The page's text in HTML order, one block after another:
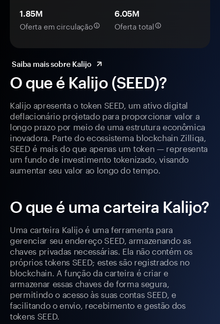
O que é Kalijo (SEED)?
Kalijo apresenta o token SEED, um ativo digital
deflacionário projetado para proporcionar valor a
longo prazo por meio de uma estrutura econômica
inovadora. Parte do ecossistema blockchain Zilliqa,
SEED é mais do que apenas um token — representa
um fundo de investimento tokenizado, visando
aumentar seu valor ao longo do tempo.
O que é uma carteira Kalijo?
Uma carteira Kalijo é uma ferramenta para
gerenciar seu endereço SEED, armazenando as
chaves privadas necessárias. Ela não contém os
próprios tokens SEED; estes são registrados no
blockchain. A função da carteira é criar e
armazenar essas chaves de forma segura,
permitindo o acesso às suas contas SEED, e
facilitando o envio, recebimento e gestão dos
tokens SEED.
1.85M
Oferta em circulação
6.05M
Oferta total
Saiba mais sobre Kalijo